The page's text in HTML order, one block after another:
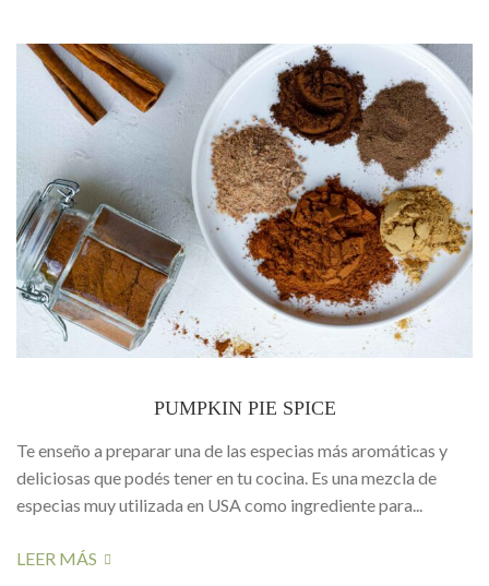
PUMPKIN PIE SPICE
Te enseño a preparar una de las especias más aromáticas y
deliciosas que podés tener en tu cocina. Es una mezcla de
especias muy utilizada en USA como ingrediente para...
LEER MÁS